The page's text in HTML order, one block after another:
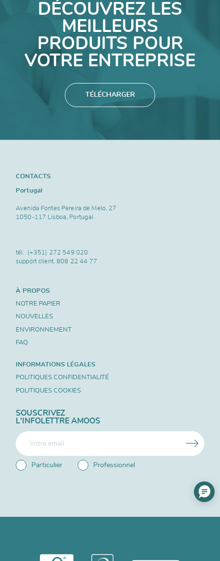
DÉCOUVREZ LES
MEILLEURS
PRODUITS POUR
VOTRE ENTREPRISE
TÉLÉCHARGER
CONTACTS
Portugal
Avenida Fontes Pereira de Melo, 27
1050-117 Lisboa, Portugal
tél.. (+351) 272 549 020
support client.808 22 44 77
À PROPOS
NOTRE PAPIER
NOUVELLES
ENVIRONNEMENT
FAQ
INFORMATIONS LÉGALES
POLITIQUES CONFIDENTIALITÉ
POLITIQUES COOKIES
SOUSCRIVEZ
L'INFOLETTRE AMOOS
Particulier Professionnel